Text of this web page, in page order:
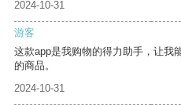
2024-10-31
游客
这款app是我购物的得力助手，让我
的商品。
2024-10-31